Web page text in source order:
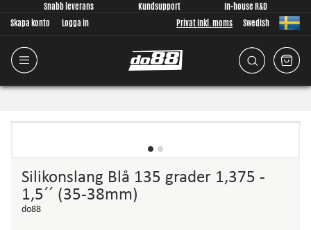
Snabb leverans Kundsupport
In-house R&D
Skapa konto
Logga in Privat Inkl. moms Swedish
Silikonslang Blå 135 grader 1,375 -
1,5´´ (35-38mm)
do88